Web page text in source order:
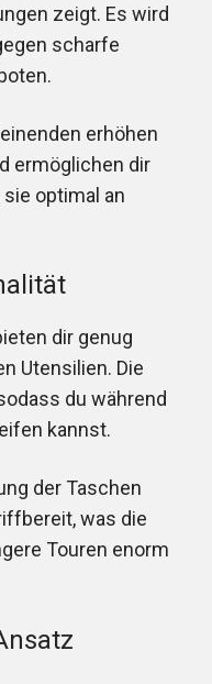
zeigt. Es wird
scharfe
erhöhen
ermöglichen dir
optimal an
dir genug
Utensilien. Die
du während
kannst.
der Taschen
was die
Touren enorm